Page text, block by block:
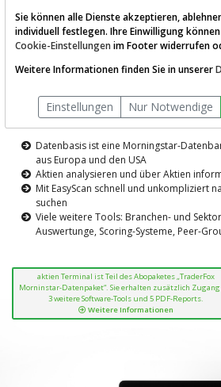
AKTIEN-TERMINAL
Die Aktienanalyse-
TraderFox
Datenbasis ist eine Morningstar-
aus Europa und den USA
Aktien analysieren und über Aktien
Mit EasyScan schnell und unkompliziert
suchen
Viele weitere Tools: Branchen- und
Auswertunge, Scoring-Systeme, Peer-
aktien Terminal ist Teil des Abopaketes „TraderFox
Morninstar-Datenpaket“. Sie erhalten zusätzlich
3 weitere Software-Tools und 5 PDF-Reports.
Weitere Informationen
Sie können alle Dienste akzeptieren,
individuell festlegen. Ihre Einwilligung
Cookie-Einstellungen im Footer widerrufen
Weitere Informationen finden Sie in unserer
Einstellungen Nur Notwendige